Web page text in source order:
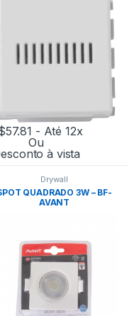
57.81 - Até 12x
Ou
à vista
Drywall
QUADRADO 3W – BF-
AVANT